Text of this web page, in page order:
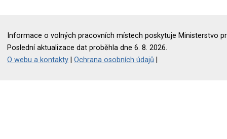
Informace o volných pracovních místech poskytuje Ministerstvo
Poslední aktualizace dat proběhla dne 6. 8. 2026.
O webu a kontakty |Ochrana osobních údajů